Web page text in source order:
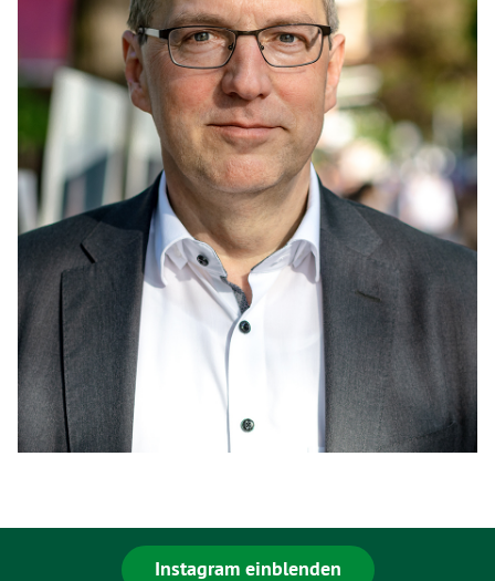
Instagram einblenden